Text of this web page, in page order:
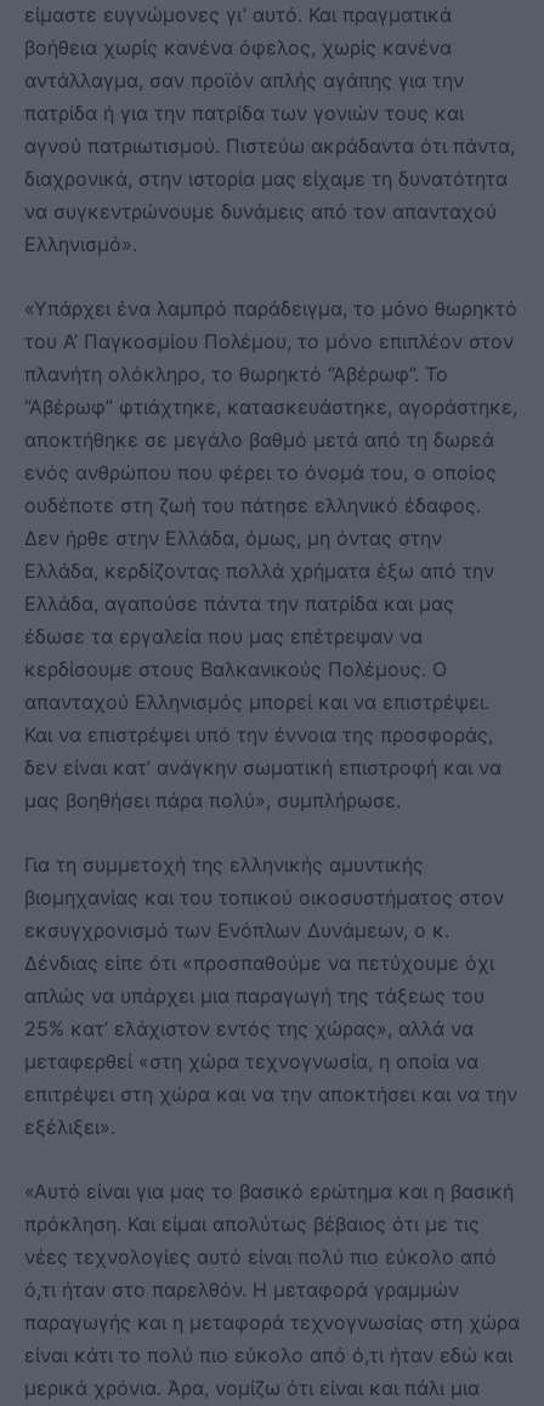
είμαστε ευγνώμονες γι’ αυτό. Και πραγματικά
βοήθεια χωρίς κανένα όφελος, χωρίς κανένα
αντάλλαγμα, σαν προϊόν απλής αγάπης για την
πατρίδα ή για την πατρίδα των γονιών τους και
αγνού πατριωτισμού. Πιστεύω ακράδαντα ότι πάντα,
διαχρονικά, στην ιστορία μας είχαμε τη δυνατότητα
να συγκεντρώνουμε δυνάμεις από τον απανταχού
Ελληνισμό».
«Υπάρχει ένα λαμπρό παράδειγμα, το μόνο θωρηκτό
του Α’ Παγκοσμίου Πολέμου, το μόνο επιπλέον στον
πλανήτη ολόκληρο, το θωρηκτό “Αβέρωφ”. Το
“Αβέρωφ” φτιάχτηκε, κατασκευάστηκε, αγοράστηκε,
αποκτήθηκε σε μεγάλο βαθμό μετά από τη δωρεά
ενός ανθρώπου που φέρει το όνομά του, ο οποίος
ουδέποτε στη ζωή του πάτησε ελληνικό έδαφος.
Δεν ήρθε στην Ελλάδα, όμως, μη όντας στην
Ελλάδα, κερδίζοντας πολλά χρήματα έξω από την
Ελλάδα, αγαπούσε πάντα την πατρίδα και μας
έδωσε τα εργαλεία που μας επέτρεψαν να
κερδίσουμε στους Βαλκανικούς Πολέμους. Ο
απανταχού Ελληνισμός μπορεί και να επιστρέψει.
Και να επιστρέψει υπό την έννοια της προσφοράς,
δεν είναι κατ’ ανάγκην σωματική επιστροφή και να
μας βοηθήσει πάρα πολύ», συμπλήρωσε.
Για τη συμμετοχή της ελληνικής αμυντικής
βιομηχανίας και του τοπικού οικοσυστήματος στον
εκσυγχρονισμό των Ενόπλων Δυνάμεων, ο κ.
Δένδιας είπε ότι «προσπαθούμε να πετύχουμε όχι
απλώς να υπάρχει μια παραγωγή της τάξεως του
25% κατ’ ελάχιστον εντός της χώρας», αλλά να
μεταφερθεί «στη χώρα τεχνογνωσία, η οποία να
επιτρέψει στη χώρα και να την αποκτήσει και να την
εξέλιξει».
«Αυτό είναι για μας το βασικό ερώτημα και η βασική
πρόκληση. Και είμαι απολύτως βέβαιος ότι με τις
νέες τεχνολογίες αυτό είναι πολύ πιο εύκολο από
ό,τι ήταν στο παρελθόν. Η μεταφορά γραμμών
παραγωγής και η μεταφορά τεχνογνωσίας στη χώρα
είναι κάτι το πολύ πιο εύκολο από ό,τι ήταν εδώ και
μερικά χρόνια. Άρα, νομίζω ότι είναι και πάλι μια